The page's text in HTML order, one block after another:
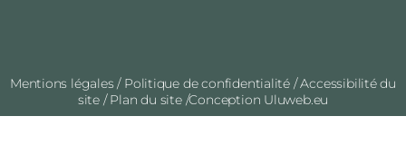
Mentions légales / Politique de confidentialité /Accessibilité du
site/Plan du site/Conception Uluweb.eu